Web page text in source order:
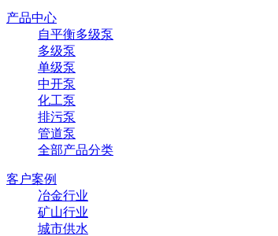
产品中心
自平衡多级泵
多级泵
单级泵
中开泵
化工泵
排污泵
管道泵
全部产品分类
客户案例
冶金行业
矿山行业
城市供水